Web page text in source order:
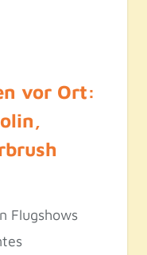
vor Ort:
Flugshows